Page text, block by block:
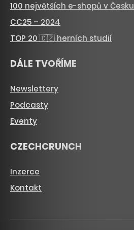
100 největších e-shopů v Česku
CC25 – 2024
TOP 20 🇨🇿 herních studií
DÁLE TVOŘÍME
Newslettery
Podcasty
Eventy
CZECHCRUNCH
Inzerce
Kontakt